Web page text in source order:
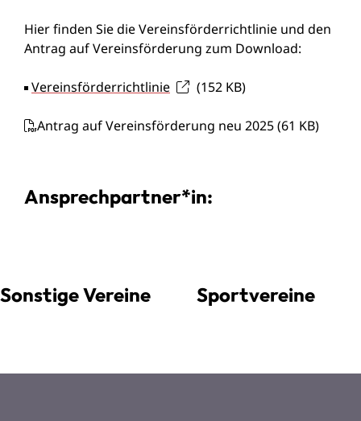
Hier finden Sie die Vereinsförderrichtlinie und den
Antrag auf Vereinsförderung zum Download:
Vereinsförderrichtlinie (152 KB)
Antrag auf Vereinsförderung neu 2025(61 KB)
Ansprechpartner*in:
Sonstige Vereine Sportvereine